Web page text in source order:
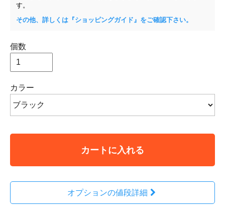
す。
その他、詳しくは『ショッピングガイド』をご確認下さい。
個数
カラー
カートに入れる
オプションの値段詳細